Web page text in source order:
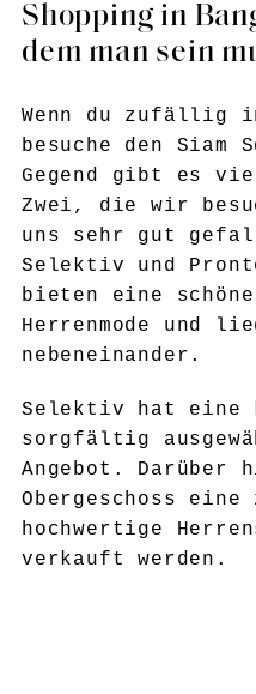
Shopping in
dem man sein
Wenn du zufällig
besuche den Siam
Gegend gibt es
Zwei, die wir
uns sehr gut
Selektiv und
bieten eine schöne
Herrenmode und
nebeneinander.
Selektiv hat eine
sorgfältig
Angebot. Darüber
Obergeschoss
hochwertige
verkauft werden.